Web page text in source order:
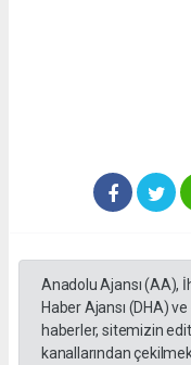
Anadolu Ajansı (AA),
Haber Ajansı (DHA)
haberler, sitemizin
kanallarından